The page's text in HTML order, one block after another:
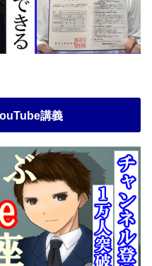
講義